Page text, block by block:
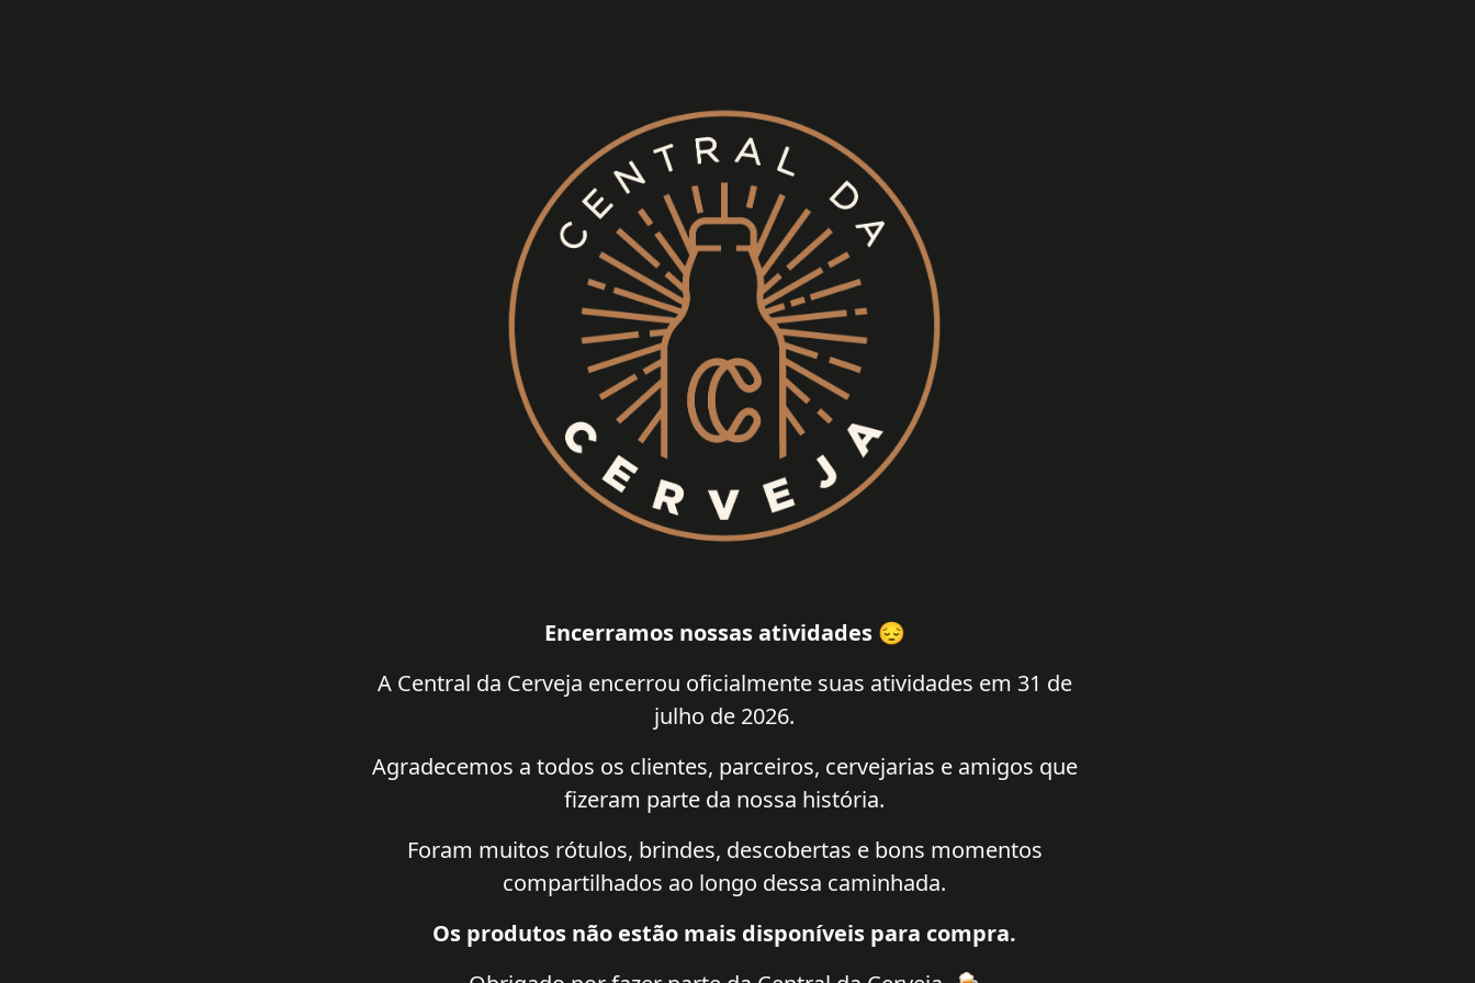
Encerramos nossas atividades 😔
A Central da Cerveja encerrou oficialmente suas atividades em 31 de
julho de 2026.
Agradecemos a todos os clientes, parceiros, cervejarias e amigos que
fizeram parte da nossa história.
Foram muitos rótulos, brindes, descobertas e bons momentos
compartilhados ao longo dessa caminhada.
Os produtos não estão mais disponíveis para compra.